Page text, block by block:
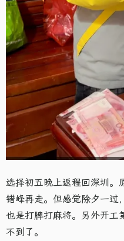
选择初五晚上返程回深圳。
错峰再走。但感觉除夕一过
也是打牌打麻将。另外开工
不到了。